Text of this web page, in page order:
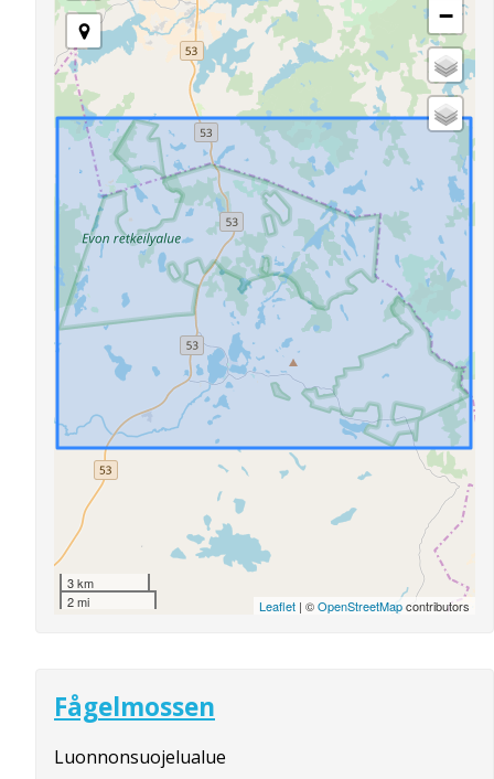
−
3 km
2 mi
Leaflet | ©OpenStreetMapcontributors
Fågelmossen
Luonnonsuojelualue